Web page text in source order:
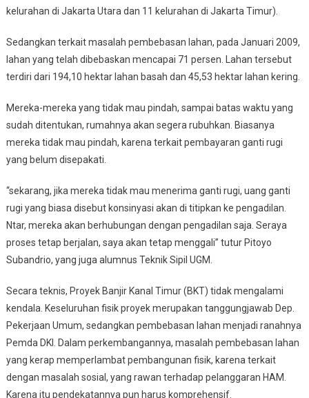
kelurahan di Jakarta Utara dan 11 kelurahan di Jakarta Timur).
Sedangkan terkait masalah pembebasan lahan, pada Januari 2009,
lahan yang telah dibebaskan mencapai 71 persen. Lahan tersebut
terdiri dari 194,10 hektar lahan basah dan 45,53 hektar lahan kering.
Mereka-mereka yang tidak mau pindah, sampai batas waktu yang
sudah ditentukan, rumahnya akan segera rubuhkan. Biasanya
mereka tidak mau pindah, karena terkait pembayaran ganti rugi
yang belum disepakati.
“sekarang, jika mereka tidak mau menerima ganti rugi, uang ganti
rugi yang biasa disebut konsinyasi akan di titipkan ke pengadilan.
Ntar, mereka akan berhubungan dengan pengadilan saja. Seraya
proses tetap berjalan, saya akan tetap menggali” tutur Pitoyo
Subandrio, yang juga alumnus Teknik Sipil UGM.
Secara teknis, Proyek Banjir Kanal Timur (BKT) tidak mengalami
kendala. Keseluruhan fisik proyek merupakan tanggungjawab Dep.
Pekerjaan Umum, sedangkan pembebasan lahan menjadi ranahnya
Pemda DKI. Dalam perkembangannya, masalah pembebasan lahan
yang kerap memperlambat pembangunan fisik, karena terkait
dengan masalah sosial, yang rawan terhadap pelanggaran HAM.
Karena itu pendekatannya pun harus komprehensif.